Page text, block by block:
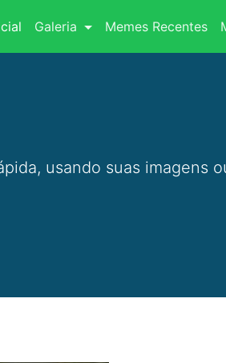
(current)
Galeria Memes Recentes
usando suas imagens